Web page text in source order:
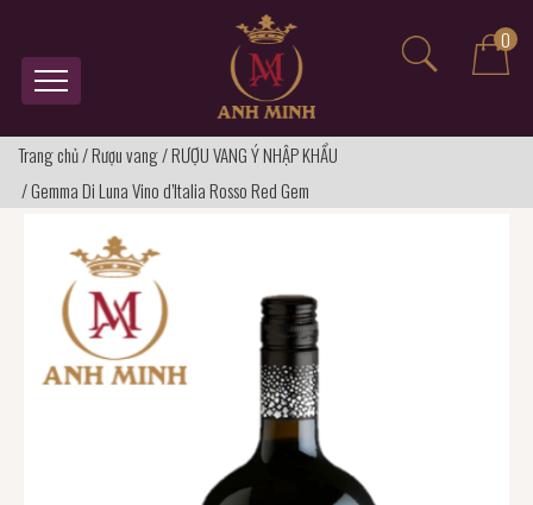
0
Trang chủ/Rượu vang/RƯỢU VANG Ý NHẬP KHẨU
/Gemma Di Luna Vino d’Italia Rosso Red Gem